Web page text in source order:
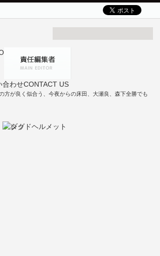
が良く似合う、今夜からの床田、大瀬良、森下全勝でも